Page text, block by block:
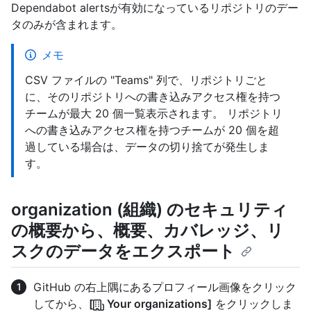
Dependabot alertsが有効になっているリポジトリのデー
タのみが含まれます。
メモ
CSV ファイルの "Teams" 列で、リポジトリごと
に、そのリポジトリへの書き込みアクセス権を持つ
チームが最大 20 個一覧表示されます。 リポジトリ
への書き込みアクセス権を持つチームが 20 個を超
過している場合は、データの切り捨てが発生しま
す。
organization (組織) のセキュリティ
の概要から、概要、カバレッジ、リ
スクのデータをエクスポート
GitHub の右上隅にあるプロフィール画像をクリック
してから、 [ Your organizations] をクリックしま